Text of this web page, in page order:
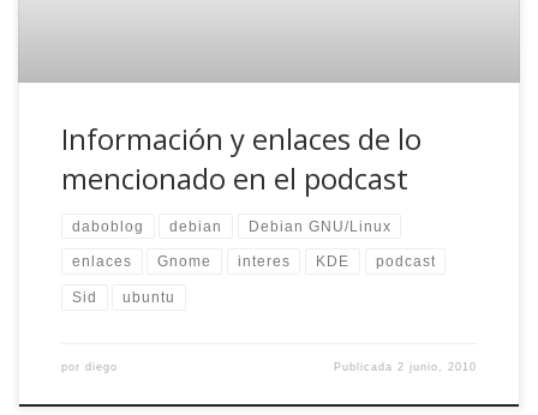
Información y enlaces de lo
mencionado en el podcast
daboblog debian Debian GNU/Linux
enlaces Gnome interes KDE podcast
Sid ubuntu
por diego Publicada2 junio, 2010